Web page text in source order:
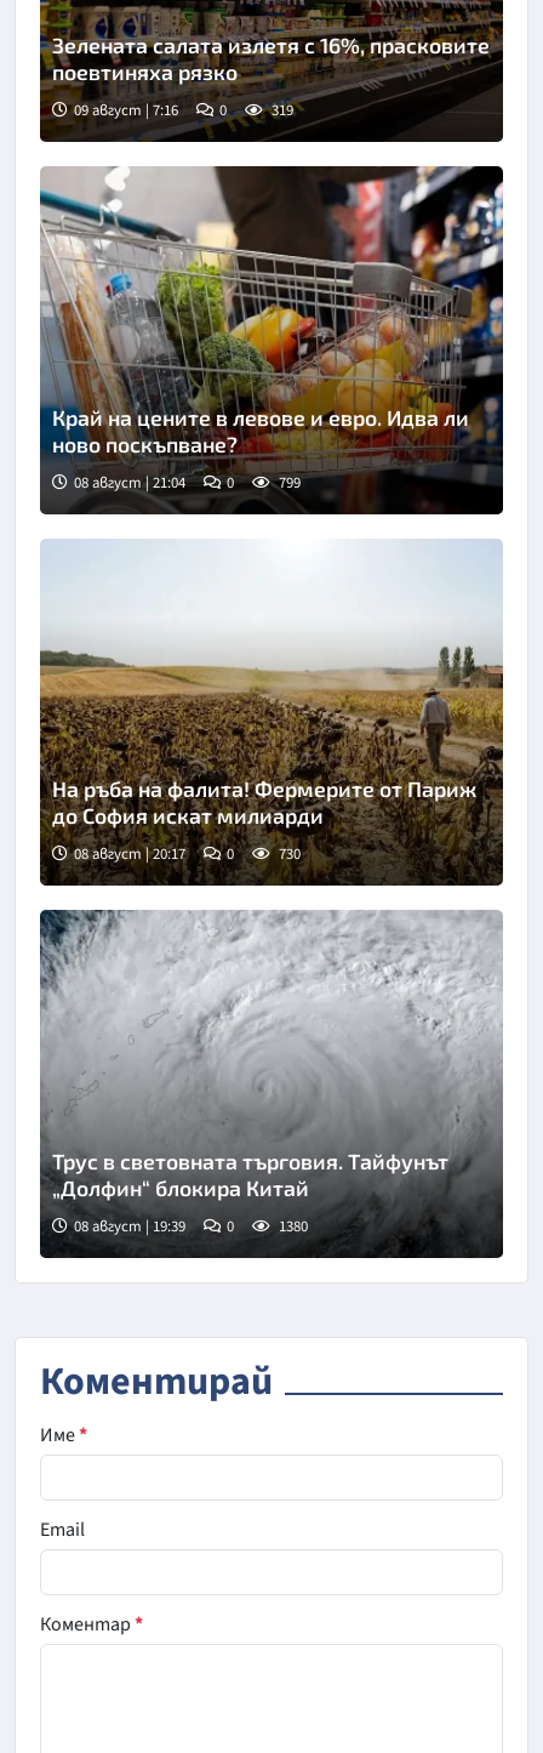
Зелената салата излетя с 16%, прасковите
поевтиняха рязко
09 август | 7:16 0 319
Край на цените в левове и евро. Идва ли
ново поскъпване?
08 август | 21:04 0 799
На ръба на фалита! Фермерите от Париж
до София искат милиарди
08 август | 20:17 0 730
Трус в световната търговия. Тайфунът
„Долфин“ блокира Китай
08 август | 19:39 0 1380
Коментирай
Име*
Email
Коментар*